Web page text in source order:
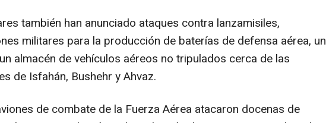
también han anunciado ataques contra lanzamisiles,
militares para la producción de baterías de defensa aérea, un
almacén de vehículos aéreos no tripulados cerca de las
de Isfahán, Bushehr y Ahvaz.
de combate de la Fuerza Aérea atacaron docenas de